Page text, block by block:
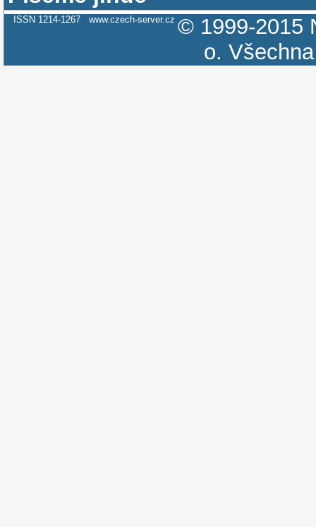
ISSN 1214-1267 www.czech-server.cz © 1999-2015
o.